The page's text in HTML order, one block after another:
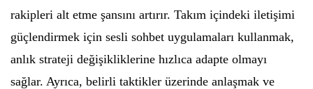
rakipleri alt etme şansını artırır. Takım içindeki iletişimi
güçlendirmek için sesli sohbet uygulamaları kullanmak,
anlık strateji değişikliklerine hızlıca adapte olmayı
sağlar. Ayrıca, belirli taktikler üzerinde anlaşmak ve